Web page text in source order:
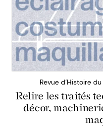
Revue d’Histoire
Relire les traités
décor,